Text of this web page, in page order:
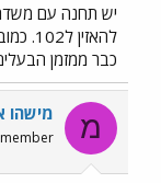
כבר ממזמן
מ מישהו